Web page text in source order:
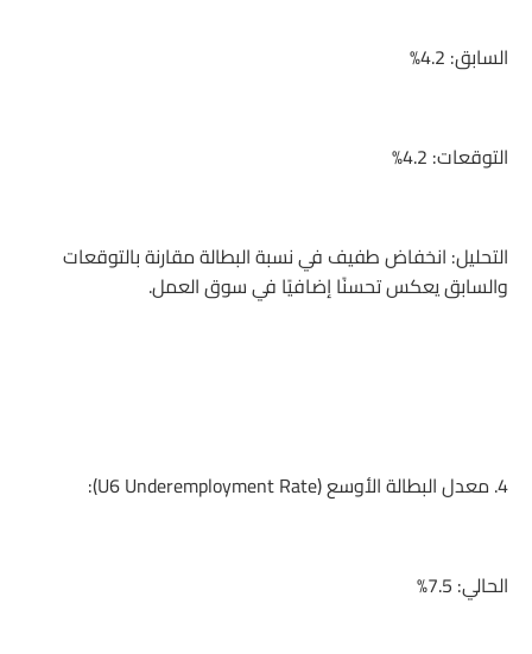
السابق: 4.2%
التوقعات: 4.2%
التحليل: انخفاض طفيف في نسبة البطالة مقارنة بالتوقعات
والسابق يعكس تحسنًا إضافيًا في سوق العمل.
4. معدل البطالة الأوسع (U6 Underemployment Rate):
الحالي: 7.5%